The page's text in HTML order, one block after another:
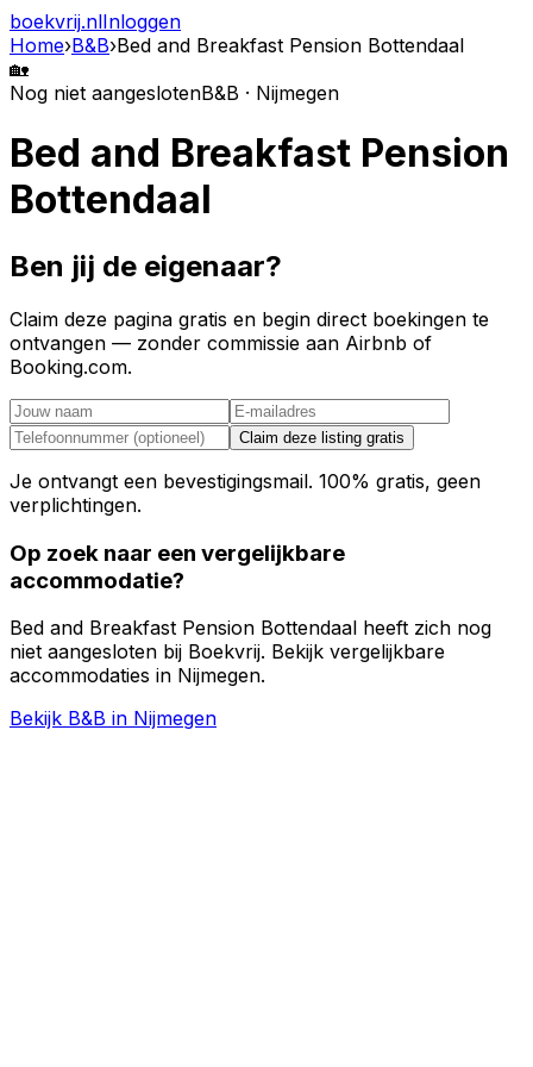
boekvrij.nlInloggen
Home›B&B›Bed and Breakfast Pension Bottendaal
🏡
Nog niet aangeslotenB&B · Nijmegen
Bed and Breakfast Pension
Bottendaal
Ben jij de eigenaar?
Claim deze pagina gratis en begin direct boekingen te
ontvangen — zonder commissie aan Airbnb of
Booking.com.
Claim deze listing gratis
Je ontvangt een bevestigingsmail. 100% gratis, geen
verplichtingen.
Op zoek naar een vergelijkbare
accommodatie?
Bed and Breakfast Pension Bottendaal heeft zich nog
niet aangesloten bij Boekvrij. Bekijk vergelijkbare
accommodaties in Nijmegen.
Bekijk B&B in Nijmegen